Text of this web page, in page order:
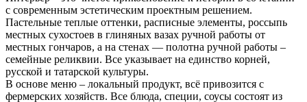
с современным эстетическим проектным решением.
Пастельные теплые оттенки, расписные элементы, россыпь
местных сухостоев в глиняных вазах ручной работы от
местных гончаров, а на стенах — полотна ручной работы –
семейные реликвии. Все указывает на единство корней,
русской и татарской культуры.
В основе меню – локальный продукт, всё привозится с
фермерских хозяйств. Все блюда, специи, соусы состоят из